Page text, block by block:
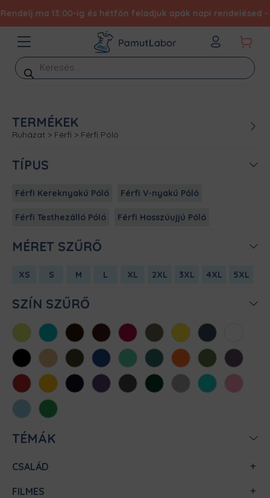
ma 13:00-ig és hétfőn feladjuk apák napi rendelésed -
Products
search
TERMÉKEK
Ruházat > Férfi > Férfi Póló
TÍPUS
Férfi Kereknyakú Póló Férfi V-nyakú Póló
Férfi Testhezálló Póló Férfi Hosszúujjú Póló
MÉRET SZŰRŐ
XS S M L XL 2XL 3XL 4XL 5XL
SZÍN SZŰRŐ
AlmazöldAtollkékBarnaBordóChili Cink Citromsárga
Denim
FeketeHomokKhaki KirálykékMentaMéregzöld
NarancsOliva Padlizsán
Piros SárgaSötétkékSötétlilaSötétszürke
SötétzöldSportszürke
Türkiz
Világos
rózsaszín
Világoskék
Zöld
TÉMÁK
CSALÁD
FILMES